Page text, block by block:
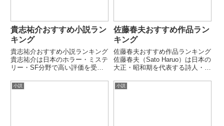
貴志祐介おすすめ小説ラン
キング
貴志祐介おすすめ小説ランキング
貴志祐介は日本のホラー・ミステ
リー・SF分野で高い評価を受け
的リアリティを融合させた作風が
特徴です。『黒い家』『悪の教
佐藤春夫おすすめ作品ラン
キング
佐藤春夫おすすめ作品ランキング
佐藤春夫（Sato Haruo）は日本の
大正・昭和期を代表する詩人・小
国趣味、抒情性の高い文体で知ら
れています。谷崎潤一郎と並び、
小説 小説